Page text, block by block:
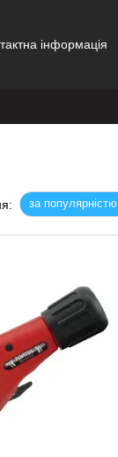
інформація
за популярністю